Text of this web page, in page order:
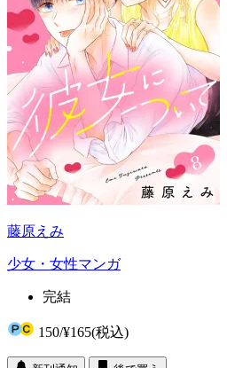
藤原えみ
少女・女性マンガ
完結
150/¥165(税込)